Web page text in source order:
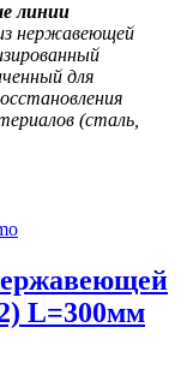
линии
нержавеющей
для
(сталь,
L=300мм